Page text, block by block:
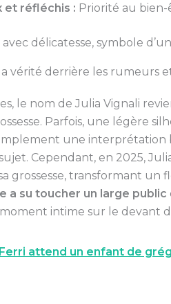
et réfléchis : Priorité au
délicatesse, symbole
vérité derrière les rumeurs
le nom de Julia Vignali
Parfois, une légère
une interprétation
Cependant, en 2025,
grossesse, transformant un
a su toucher un large public
intime sur le devant
attend un enfant de